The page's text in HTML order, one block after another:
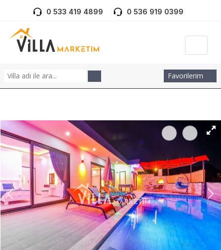
0 533 419 4899 0 536 919 0399
Favorilerim